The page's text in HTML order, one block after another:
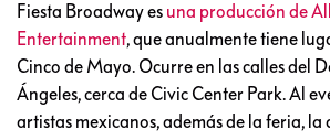
Fiesta Broadway es una producción de
Entertainment, que anualmente tiene
Cinco de Mayo. Ocurre en las calles del
Ángeles, cerca de Civic Center Park. Al
artistas mexicanos, además de la feria, la